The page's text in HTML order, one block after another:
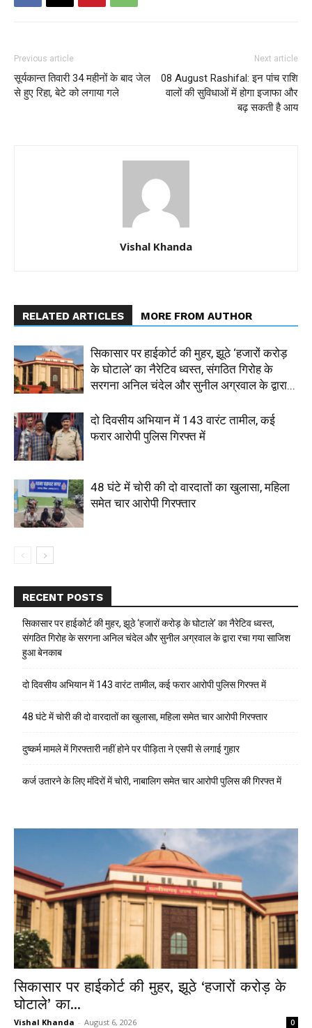
Previous article
सूर्यकान्त तिवारी 34 महीनों के बाद जेल
से हुए रिहा, बेटे को लगाया गले
Next article
08 August Rashifal: इन पांच राशि
वालों की सुविधाओं में होगा इजाफा और
बढ़ सकती है आय
Vishal Khanda
RELATED ARTICLES MORE FROM AUTHOR
सिकासार पर हाईकोर्ट की मुहर, झूठे ‘हजारों करोड़
के घोटाले’ का नैरेटिव ध्वस्त, संगठित गिरोह के
सरगना अनिल चंदेल और सुनील अग्रवाल के द्वारा...
दो दिवसीय अभियान में 143 वारंट तामील, कई
फरार आरोपी पुलिस गिरफ्त में
48 घंटे में चोरी की दो वारदातों का खुलासा, महिला
समेत चार आरोपी गिरफ्तार
RECENT POSTS
सिकासार पर हाईकोर्ट की मुहर, झूठे ‘हजारों करोड़ के घोटाले’ का नैरेटिव ध्वस्त,
संगठित गिरोह के सरगना अनिल चंदेल और सुनील अग्रवाल के द्वारा रचा गया साजिश
हुआ बेनकाब
दो दिवसीय अभियान में 143 वारंट तामील, कई फरार आरोपी पुलिस गिरफ्त में
48 घंटे में चोरी की दो वारदातों का खुलासा, महिला समेत चार आरोपी गिरफ्तार
दुष्कर्म मामले में गिरफ्तारी नहीं होने पर पीड़िता ने एसपी से लगाई गुहार
कर्ज उतारने के लिए मंदिरों में चोरी, नाबालिग समेत चार आरोपी पुलिस की गिरफ्त में
सिकासार पर हाईकोर्ट की मुहर, झूठे ‘हजारों करोड़ के
घोटाले’ का...
Vishal Khanda - August 6, 2026 0